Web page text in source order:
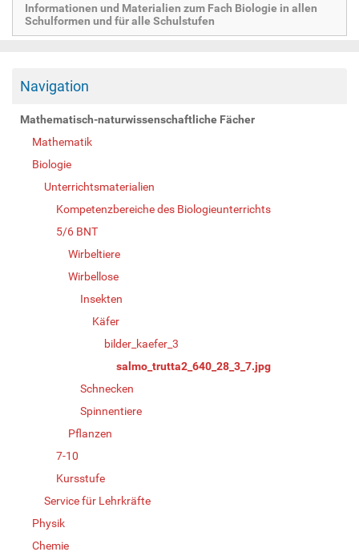
Informationen und Materialien zum Fach Biologie in allen
Schulformen und für alle Schulstufen
Navigation
Mathematisch-naturwissenschaftliche Fächer
Mathematik
Biologie
Unterrichtsmaterialien
Kompetenzbereiche des Biologieunterrichts
5/6 BNT
Wirbeltiere
Wirbellose
Insekten
Käfer
bilder_kaefer_3
salmo_trutta2_640_28_3_7.jpg
Schnecken
Spinnentiere
Pflanzen
7-10
Kursstufe
Service für Lehrkräfte
Physik
Chemie